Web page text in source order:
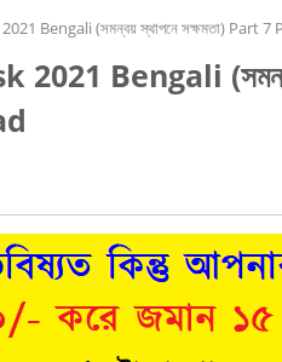
Bengali (সমন্বয় স্থাপনে সক্ষমতা) Part
Bengali